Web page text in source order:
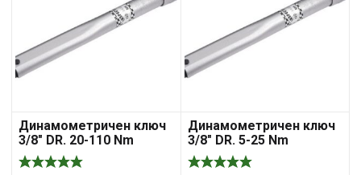
Динамометричен ключ
3/8″ DR. 20-110 Nm
Динамометричен ключ
3/8″ DR. 5-25 Nm